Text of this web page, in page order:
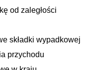
od zaległości
składki wypadkowej
przychodu